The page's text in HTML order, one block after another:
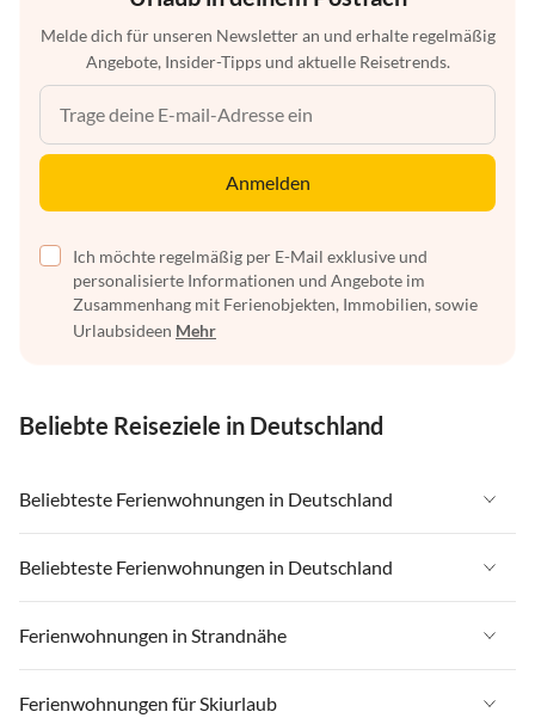
Melde dich für unseren Newsletter an und erhalte regelmäßig
Angebote, Insider-Tipps und aktuelle Reisetrends.
Anmelden
Ich möchte regelmäßig per E-Mail exklusive und
personalisierte Informationen und Angebote im
Zusammenhang mit Ferienobjekten, Immobilien, sowie
Urlaubsideen Mehr
Beliebte Reiseziele in Deutschland
Beliebteste Ferienwohnungen in Deutschland
Ferienwohnungen in Deutschland
Ferienwohnungen in Ostsee
Ferienwohnungen in Nordsee
Beliebteste Ferienwohnungen in Deutschland
Ferienwohnungen in Deutschland
Ferienwohnungen in Ostsee
Ferienwohnungen in Strandnähe
Ferienwohnungen in Strandnähe in Deutschland
Ferienwohnungen für Skiurlaub